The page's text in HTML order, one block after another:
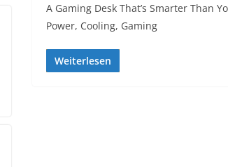
A Gaming Desk That’s Smarter Than
Power, Cooling, Gaming
Weiterlesen